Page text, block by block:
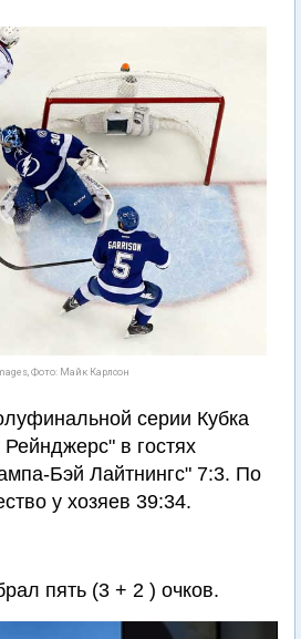
Фото: Майк Карлсон
серии Кубка
в гостях
Бэй Лайтнингс" 7:3. По
у хозяев 39:34.
пять (3 + 2 ) очков.